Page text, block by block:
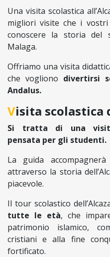
Una visita scolastica
migliori visite che i
conoscere la storia del
Malaga.
Offriamo una visita
che vogliono divertirsi
Andalus.
Visita scolastica
Si tratta di una visita
pensata per gli studenti.
La guida
attraverso la storia
piacevole.
Il tour scolastico
tutte le età, che
patrimonio islamico,
cristiani e alla fine
fortificato.